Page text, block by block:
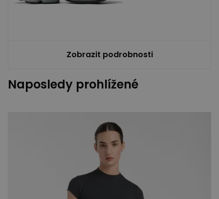
Zobrazit podrobnosti
Naposledy prohlížené